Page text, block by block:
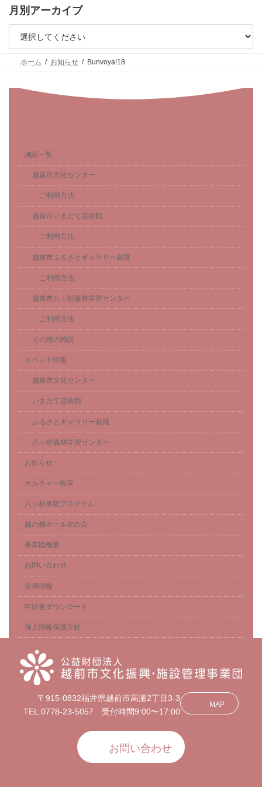
月別アーカイブ
ホーム お知らせ Bunvoya!18
施設一覧
越前市文化センター
ご利用方法
越前市いまだて芸術館
ご利用方法
越前市ふるさとギャラリー叔羅
ご利用方法
越前市八ッ杉森林学習センター
ご利用方法
その他の施設
イベント情報
越前市文化センター
いまだて芸術館
ふるさとギャラリー叔羅
八ッ杉森林学習センター
お知らせ
カルチャー教室
八ッ杉体験プログラム
越の都ホール友の会
事業団概要
お問い合わせ
採用情報
申請書ダウンロード
個人情報保護方針
〒915-0832福井県越前市高瀬2丁目3-3
TEL.0778-23-5057 受付時間9:00〜17:00
MAP
お問い合わせ